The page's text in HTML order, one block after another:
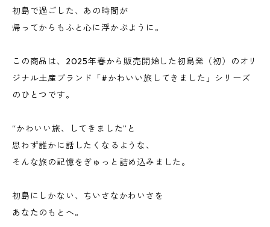
初島で過ごした、あの時間が
帰ってからもふと心に浮かぶように。
この商品は、2025年春から販売開始した初島発（初）のオリ
ジナル土産ブランド「#かわいい旅してきました」シリーズ
のひとつです。
“かわいい旅、してきました”と
思わず誰かに話したくなるような、
そんな旅の記憶をぎゅっと詰め込みました。
初島にしかない、ちいさなかわいさを
あなたのもとへ。